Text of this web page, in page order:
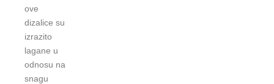
ove
dizalice su
izrazito
lagane u
odnosu na
snagu